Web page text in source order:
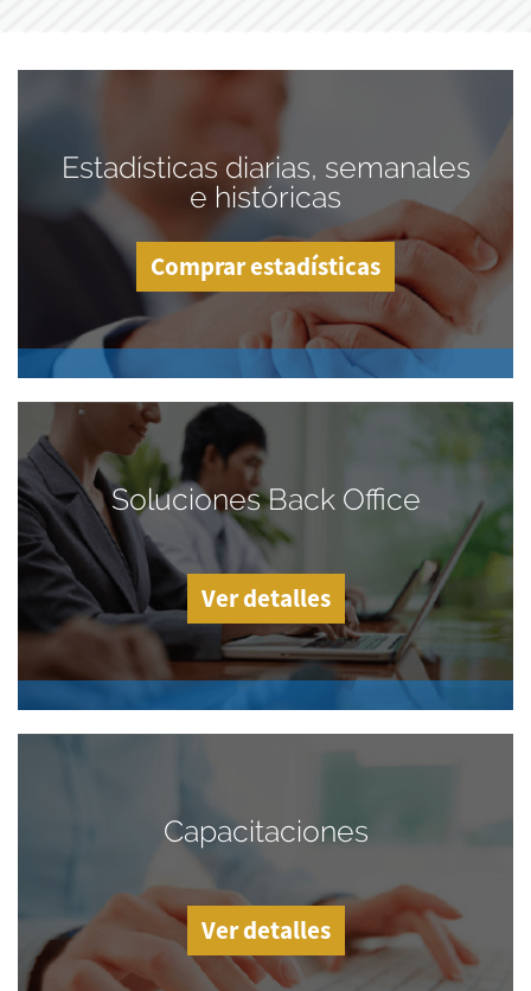
Estadísticas diarias, semanales
e históricas
Comprar estadísticas
Soluciones Back Office
Ver detalles
Capacitaciones
Ver detalles